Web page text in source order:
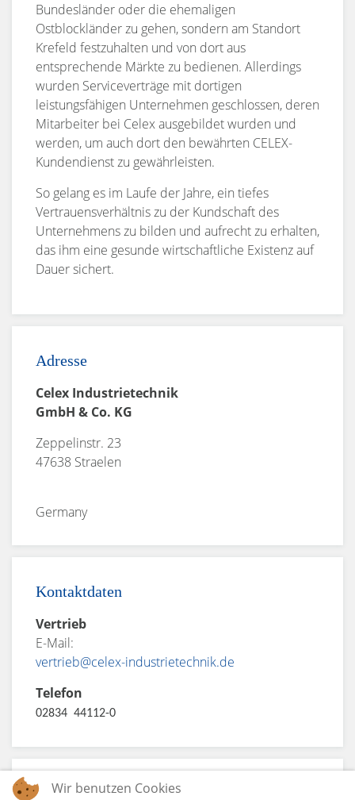
Bundesländer oder die ehemaligen
Ostblockländer zu gehen, sondern am Standort
Krefeld festzuhalten und von dort aus
entsprechende Märkte zu bedienen. Allerdings
wurden Serviceverträge mit dortigen
leistungsfähigen Unternehmen geschlossen, deren
Mitarbeiter bei Celex ausgebildet wurden und
werden, um auch dort den bewährten CELEX-
Kundendienst zu gewährleisten.
So gelang es im Laufe der Jahre, ein tiefes
Vertrauensverhältnis zu der Kundschaft des
Unternehmens zu bilden und aufrecht zu erhalten,
das ihm eine gesunde wirtschaftliche Existenz auf
Dauer sichert.
Adresse
Celex Industrietechnik
GmbH & Co. KG
Zeppelinstr. 23
47638 Straelen
Germany
Kontaktdaten
Vertrieb
E-Mail:
vertrieb@celex-industrietechnik.de
Telefon
02834 44112-0
Öffnungszeiten
Wir benutzen Cookies